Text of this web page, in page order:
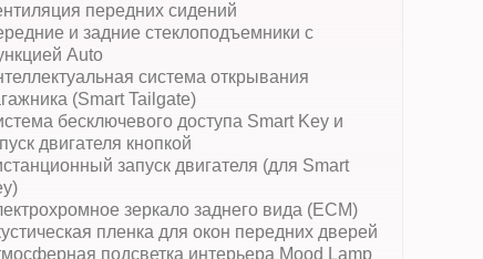
передних сидений
и задние стеклоподъемники с
Auto
система открывания
(Smart Tailgate)
бесключевого доступа Smart Key и
двигателя кнопкой
запуск двигателя (для Smart
зеркало заднего вида (ECM)
пленка для окон передних дверей
подсветка интерьера Mood Lamp